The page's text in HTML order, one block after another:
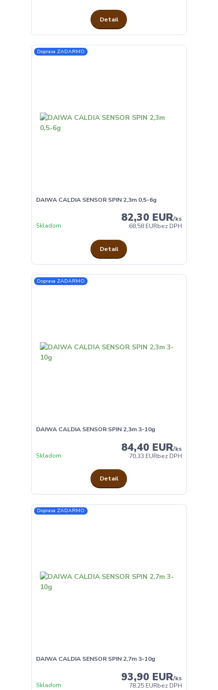
Detail
Doprava ZADARMO
DAIWA CALDIA SENSOR SPIN 2,3m 0,5-6g
82,30 EUR/ks
68,58 EURbez DPH
Skladom
Detail
Doprava ZADARMO
DAIWA CALDIA SENSOR SPIN 2,3m 3-10g
84,40 EUR/ks
70,33 EURbez DPH
Skladom
Detail
Doprava ZADARMO
DAIWA CALDIA SENSOR SPIN 2,7m 3-10g
93,90 EUR/ks
78,25 EURbez DPH
Skladom